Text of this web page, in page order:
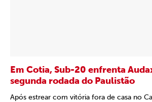
Em Cotia, Sub-20 enfrenta
segunda rodada do Paulistão
Após estrear com vitória fora de casa no